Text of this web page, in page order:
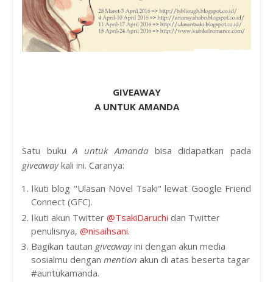
GIVEAWAY
A UNTUK AMANDA
Satu bukuA untuk Amandabisa didapatkan pada
giveawaykali ini. Caranya:
Ikuti blog "Ulasan Novel Tsaki" lewat Google Friend
Connect (GFC).
Ikuti akun Twitter @TsakiDaruchi dan Twitter
penulisnya, @nisaihsani.
Bagikan tautan giveawayini dengan akun media
sosialmu dengan mention akun di atas beserta tagar
#auntukamanda.